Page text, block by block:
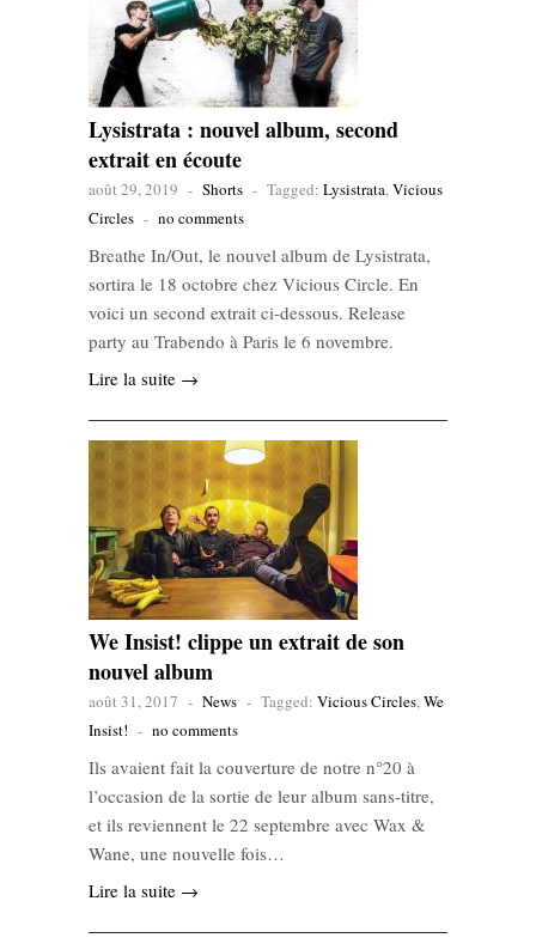
Lysistrata : nouvel album, second
extrait en écoute
août 29, 2019 - Shorts - Tagged: Lysistrata,Vicious
Circles - no comments
Breathe In/Out, le nouvel album de Lysistrata,
sortira le 18 octobre chez Vicious Circle. En
voici un second extrait ci-dessous. Release
party au Trabendo à Paris le 6 novembre.
Lire la suite →
We Insist! clippe un extrait de son
nouvel album
août 31, 2017 - News - Tagged: Vicious Circles,We
Insist! - no comments
Ils avaient fait la couverture de notre n°20 à
l’occasion de la sortie de leur album sans-titre,
et ils reviennent le 22 septembre avec Wax &
Wane, une nouvelle fois…
Lire la suite →